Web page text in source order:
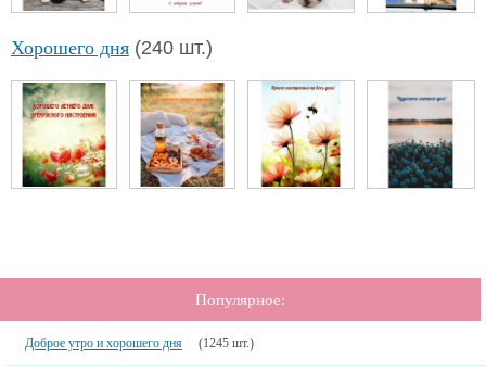
Хорошего дня (240 шт.)
Популярное:
Доброе утро и хорошего дня (1245 шт.)